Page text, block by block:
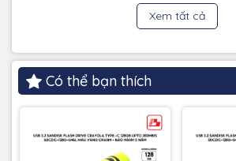
Xem tất cả
Có thể bạn thích